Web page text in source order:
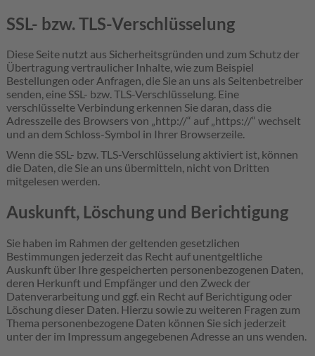
SSL- bzw. TLS-Verschlüsselung
Diese Seite nutzt aus Sicherheitsgründen und zum Schutz der
Übertragung vertraulicher Inhalte, wie zum Beispiel
Bestellungen oder Anfragen, die Sie an uns als Seitenbetreiber
senden, eine SSL- bzw. TLS-Verschlüsselung. Eine
verschlüsselte Verbindung erkennen Sie daran, dass die
Adresszeile des Browsers von „http://“ auf „https://“ wechselt
und an dem Schloss-Symbol in Ihrer Browserzeile.
Wenn die SSL- bzw. TLS-Verschlüsselung aktiviert ist, können
die Daten, die Sie an uns übermitteln, nicht von Dritten
mitgelesen werden.
Auskunft, Löschung und Berichtigung
Sie haben im Rahmen der geltenden gesetzlichen
Bestimmungen jederzeit das Recht auf unentgeltliche
Auskunft über Ihre gespeicherten personenbezogenen Daten,
deren Herkunft und Empfänger und den Zweck der
Datenverarbeitung und ggf. ein Recht auf Berichtigung oder
Löschung dieser Daten. Hierzu sowie zu weiteren Fragen zum
Thema personenbezogene Daten können Sie sich jederzeit
unter der im Impressum angegebenen Adresse an uns wenden.